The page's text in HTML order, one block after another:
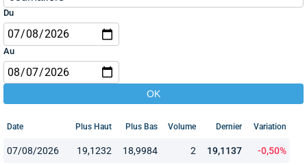
Du
Au
Date Plus Haut Plus Bas Volume Dernier Variation
07/08/2026 19,1232 18,9984 2 19,1137 -0,50%